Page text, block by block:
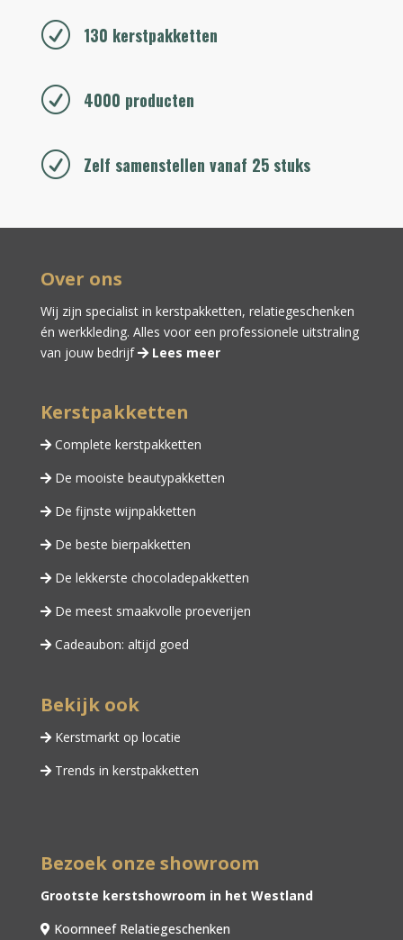
R 130 kerstpakketten
R 4000 producten
R Zelf samenstellen vanaf 25 stuks
Over ons
Wij zijn specialist in kerstpakketten, relatiegeschenken
én werkkleding. Alles voor een professionele uitstraling
van jouw bedrijf
Lees meer
Kerstpakketten
Complete kerstpakketten
De mooiste beautypakketten
De fijnste wijnpakketten
De beste bierpakketten
De lekkerste chocoladepakketten
De meest smaakvolle proeverijen
Cadeaubon: altijd goed
Bekijk ook
Kerstmarkt op locatie
Trends in kerstpakketten
Bezoek onze showroom
Grootste kerstshowroom in het Westland
Koornneef Relatiegeschenken